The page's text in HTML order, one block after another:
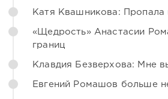
Катя Квашникова: Пропала
«Щедрость» Анастасии
границ
Клавдия Безверхова: Мне
Евгений Ромашов больше